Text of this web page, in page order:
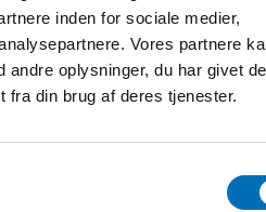
inden for sociale medier,
Vores partnere
andre oplysninger, du har givet
fra din brug af deres tjenester.
när nästa gång)
rapporteringen (effekter)
vara både vad gäller politik som